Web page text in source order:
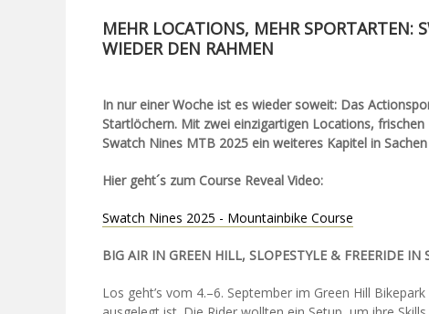
MEHR LOCATIONS, MEHR
WIEDER DEN RAHMEN
In nur einer Woche ist es wieder soweit: Das
Startlöchern. Mit zwei einzigartigen Locations,
Swatch Nines MTB 2025 ein weiteres Kapitel in
Hier geht´s zum Course Reveal Video:
Swatch Nines 2025 - Mountainbike Course
BIG AIR IN GREEN HILL, SLOPESTYLE & FREERIDE IN
Los geht’s vom 4.–6. September im Green Hill